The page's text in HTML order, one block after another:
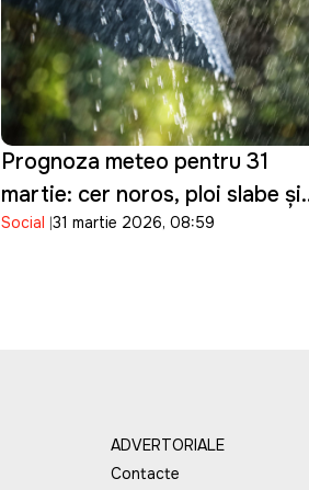
Prognoza meteo pentru 31
martie: cer noros, ploi slabe și
temperaturi moderate în toată
Social 31 martie 2026, 08:59
ADVERTORIALE
Contacte